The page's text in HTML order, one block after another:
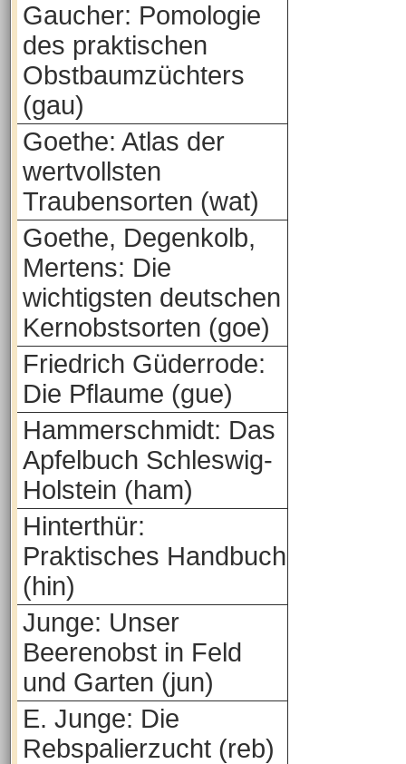
Gaucher: Pomologie
des praktischen
Obstbaumzüchters
(gau)
Goethe: Atlas der
wertvollsten
Traubensorten (wat)
Goethe, Degenkolb,
Mertens: Die
wichtigsten deutschen
Kernobstsorten (goe)
Friedrich Güderrode:
Die Pflaume (gue)
Hammerschmidt: Das
Apfelbuch Schleswig-
Holstein (ham)
Hinterthür:
Praktisches Handbuch
(hin)
Junge: Unser
Beerenobst in Feld
und Garten (jun)
E. Junge: Die
Rebspalierzucht (reb)